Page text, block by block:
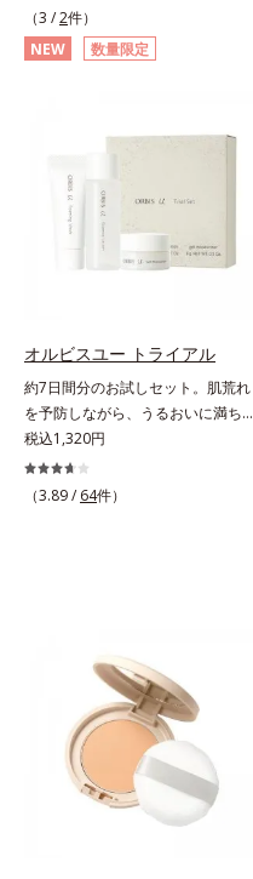
悩みに着目したクレンジングオイル
のトライアルサイズです。日本初・
超微粒子技術(*1)で、さっと塗り広
いい素肌へ。スキンケア0番目に、
意しました。ポーラ化成は独自の先
端研究により、ナノバブルよりも小
さい超微粒子(*3)をクレンジングに
搭載することに成功。毛穴よりはる
て肌表面にうるおいベールを形成。
これにより、洗い流した瞬間に汚れ
が肌に再付着することを防止し、細
かい毛穴汚れをごっそりするん！角
栓溶解オイル(*4)が詰まりや黒ずみ
も溶かして、毛穴の目立ちにくいす
べすべ肌に洗い上げます。大人肌の
０）アルキルグルコシド（保湿）で
形成するミセルから、汚れをはね返
す水の膜をつくる技術が日本初
（2024年12月時点、J－GLOBALに
よる自社調べ）*2 オルビス内でか
つてないオイルクレンジングのこと
*3 ポーラ化成独自の（Ｃ１２－２
（3 /2件）
NEW
数量限定
オルビスユー トライアル
約7日間分のお試しセット。肌荒れ
を予防しながら、うるおいに満ちた
美しい肌へ。7000種を超える成分
から厳選し、「うるおいの質(*1)」
に着目した初期エイジングケア(*2)
オルビスグループ独自の肌荒れ防止
有効成分として、「DF-パンテノー
ル(*3)」を国内唯一(*4)、高濃度で
配合。角層のバリア機能にアプロー
チして肌荒れを防ぎ、肌不調にゆら
がない肌を叶えます。そして、独自
研究に基づいたアプローチ成分
税込1,320円
（3.89 / 64件）